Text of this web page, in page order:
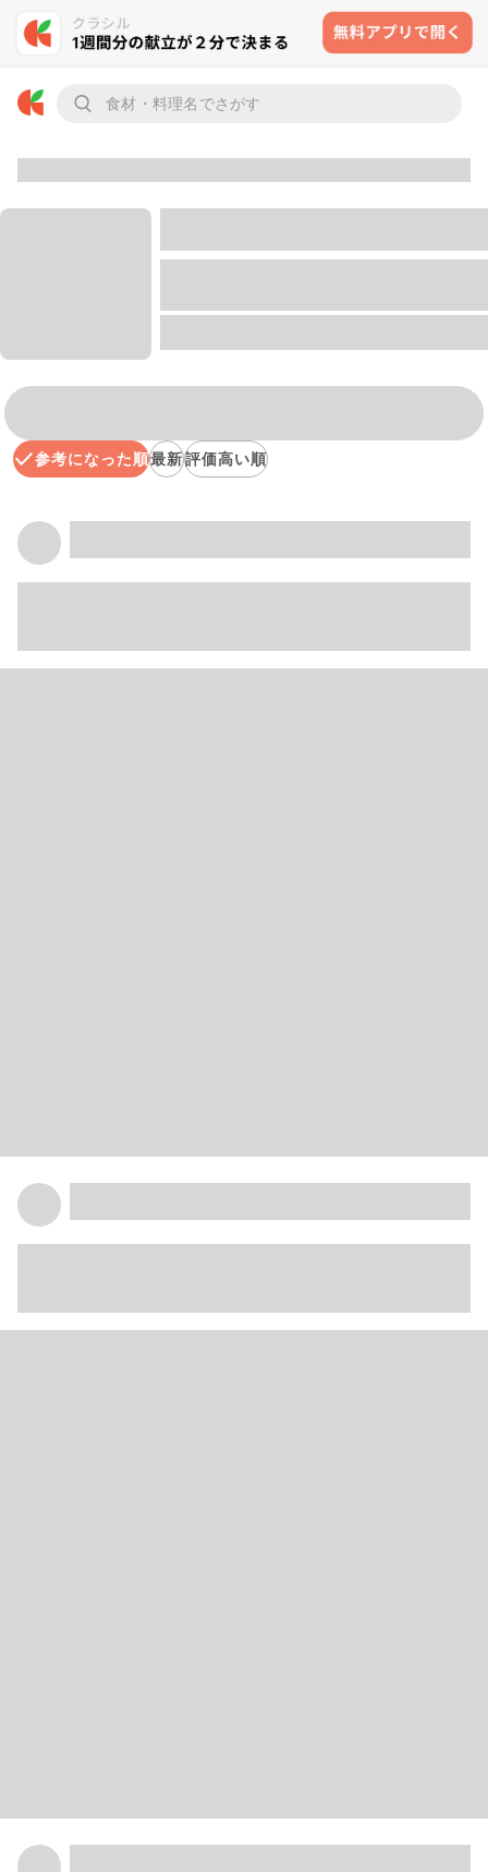
参考になった順最新評価高い順